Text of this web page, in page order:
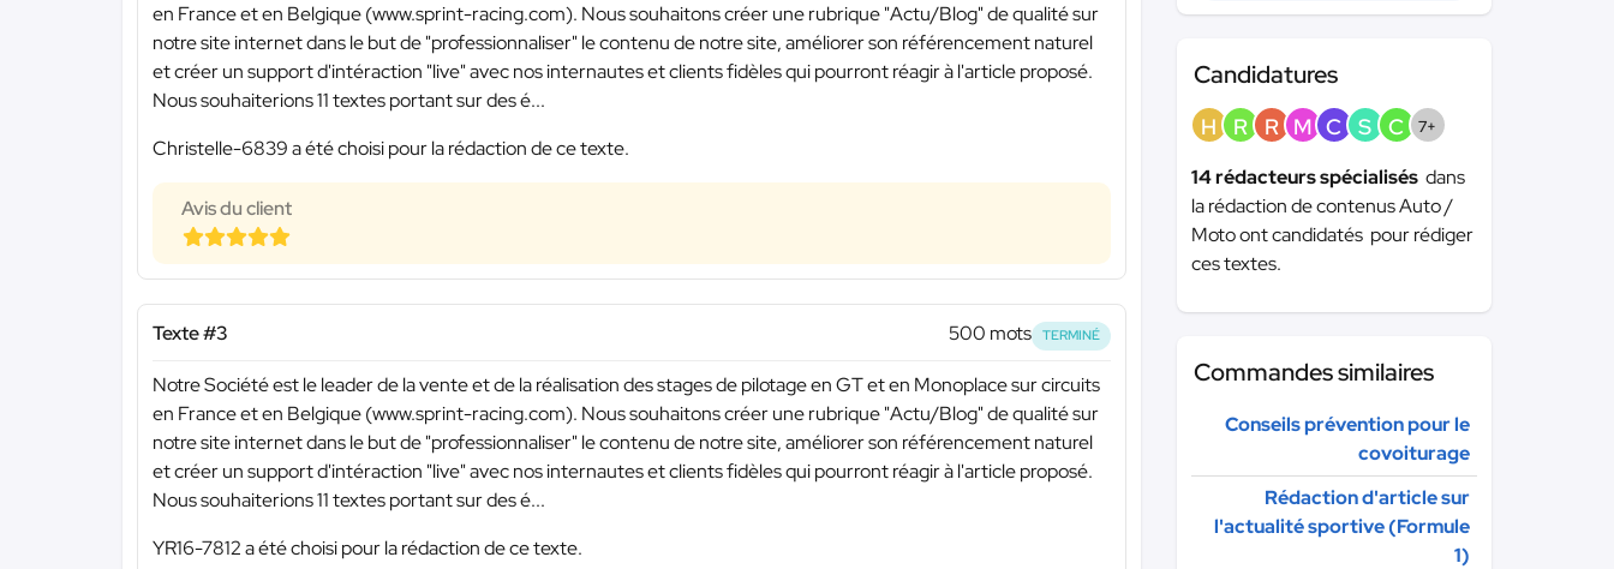
en France et en Belgique (www.sprint-racing.com). Nous souhaitons créer une rubrique "Actu/Blog" de qualité sur
notre site internet dans le but de "professionnaliser" le contenu de notre site, améliorer son référencement naturel
et créer un support d'intéraction "live" avec nos internautes et clients fidèles qui pourront réagir à l'article proposé.
Nous souhaiterions 11 textes portant sur des é...
Christelle-6839 a été choisi pour la rédaction de ce texte.
Avis du client
Texte #3 500 mots TERMINÉ
Notre Société est le leader de la vente et de la réalisation des stages de pilotage en GT et en Monoplace sur circuits
en France et en Belgique (www.sprint-racing.com). Nous souhaitons créer une rubrique "Actu/Blog" de qualité sur
notre site internet dans le but de "professionnaliser" le contenu de notre site, améliorer son référencement naturel
et créer un support d'intéraction "live" avec nos internautes et clients fidèles qui pourront réagir à l'article proposé.
Nous souhaiterions 11 textes portant sur des é...
YR16-7812 a été choisi pour la rédaction de ce texte.
Candidatures
H R R M C S C 7+
14 rédacteurs spécialisés dans
la rédaction de contenus Auto /
Moto ont candidatés pour rédiger
ces textes.
Commandes similaires
Conseils prévention pour le
covoiturage
Rédaction d'article sur
l'actualité sportive (Formule
1)